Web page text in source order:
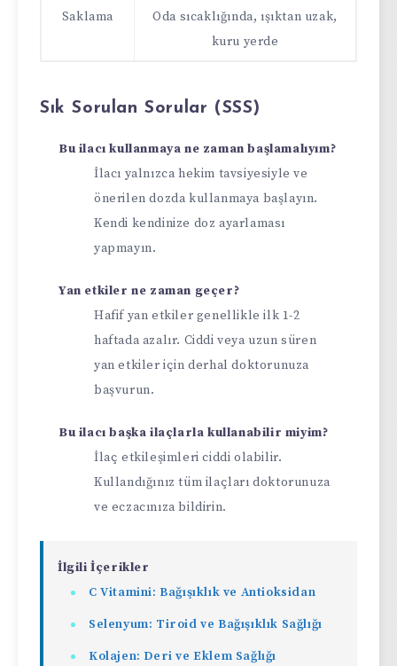
Saklama
Oda sıcaklığında, ışıktan uzak,
kuru yerde
Sık Sorulan Sorular (SSS)
Bu ilacı kullanmaya ne zaman başlamalıyım?
İlacı yalnızca hekim tavsiyesiyle ve
önerilen dozda kullanmaya başlayın.
Kendi kendinize doz ayarlaması
yapmayın.
Yan etkiler ne zaman geçer?
Hafif yan etkiler genellikle ilk 1-2
haftada azalır. Ciddi veya uzun süren
yan etkiler için derhal doktorunuza
başvurun.
Bu ilacı başka ilaçlarla kullanabilir miyim?
İlaç etkileşimleri ciddi olabilir.
Kullandığınız tüm ilaçları doktorunuza
ve eczacınıza bildirin.
İlgili İçerikler
C Vitamini: Bağışıklık ve Antioksidan
Selenyum: Tiroid ve Bağışıklık Sağlığı
Kolajen: Deri ve Eklem Sağlığı